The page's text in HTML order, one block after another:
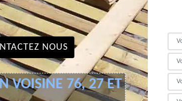
NOUS
VOISINE 76, 27 ET